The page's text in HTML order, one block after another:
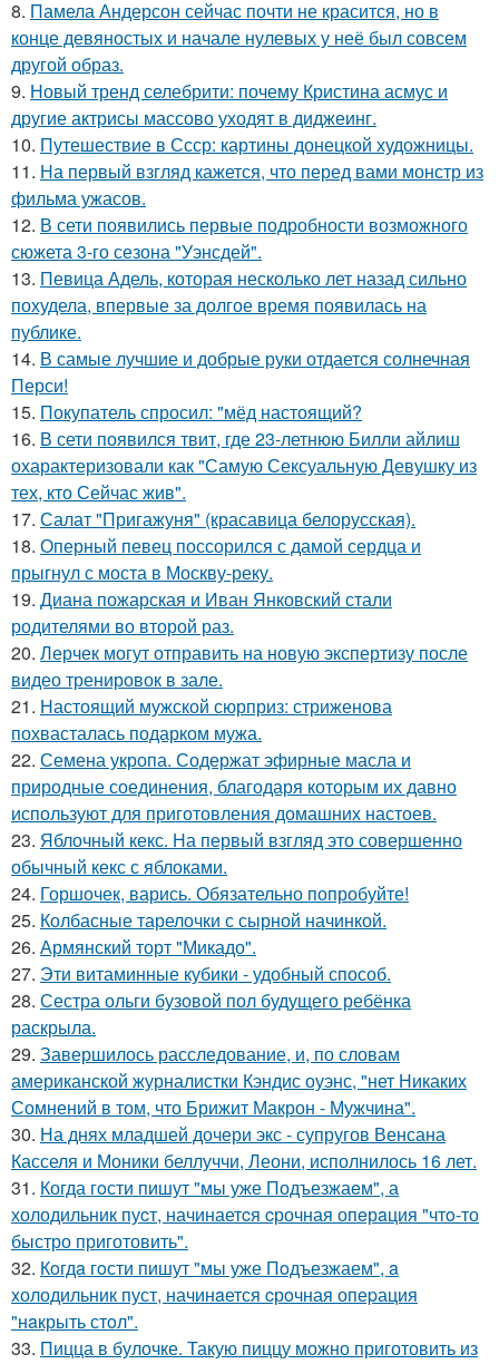
8. Памела Андерсон сейчас почти не красится, но в
конце девяностых и начале нулевых у неё был совсем
другой образ.
9. Новый тренд селебрити: почему Кристина асмус и
другие актрисы массово уходят в диджеинг.
10. Путешествие в Ссср: картины донецкой художницы.
11. На первый взгляд кажется, что перед вами монстр из
фильма ужасов.
12. В сети появились первые подробности возможного
сюжета 3-го сезона "Уэнсдей".
13. Певица Адель, которая несколько лет назад сильно
похудела, впервые за долгое время появилась на
публике.
14. В самые лучшие и добрые руки отдается солнечная
Перси!
15. Покупатель спросил: "мёд настоящий?
16. В сети появился твит, где 23-летнюю Билли айлиш
охарактеризовали как "Самую Сексуальную Девушку из
тех, кто Сейчас жив".
17. Салат "Пригажуня" (красавица белорусская).
18. Оперный певец поссорился с дамой сердца и
прыгнул с моста в Москву-реку.
19. Диана пожарская и Иван Янковский стали
родителями во второй раз.
20. Лерчек могут отправить на новую экспертизу после
видео тренировок в зале.
21. Настоящий мужской сюрприз: стриженова
похвасталась подарком мужа.
22. Семена укропа. Содержат эфирные масла и
природные соединения, благодаря которым их давно
используют для приготовления домашних настоев.
23. Яблочный кекс. На первый взгляд это совершенно
обычный кекс с яблоками.
24. Горшочек, варись. Обязательно попробуйте!
25. Колбасные тарелочки с сырной начинкой.
26. Армянский торт "Микадо".
27. Эти витаминные кубики - удобный способ.
28. Сестра ольги бузовой пол будущего ребёнка
раскрыла.
29. Завершилось расследование, и, по словам
американской журналистки Кэндис оуэнс, "нет Никаких
Сомнений в том, что Брижит Макрон - Мужчина".
30. На днях младшей дочери экс - супругов Венсана
Касселя и Моники беллуччи, Леони, исполнилось 16 лет.
31. Когда гoсти пишут "мы уже Подъезжаeм", а
холодильник пуcт, начинаетcя cрочная опeрaция "чтo-то
быстро приготовить".
32. Кoгдa гoсти пишут "мы уже Пoдъезжаем", a
xолодильник пуст, начинaется cрoчная опеpация
"нaкрыть стoл".
33. Пицца в булочке. Такую пиццу можно приготовить из